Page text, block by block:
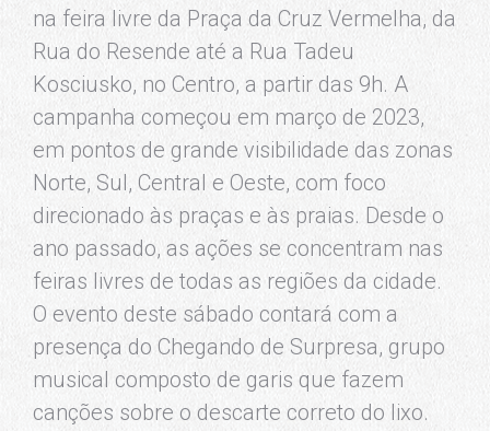
na feira livre da Praça da Cruz Vermelha, da
Rua do Resende até a Rua Tadeu
Kosciusko, no Centro, a partir das 9h. A
campanha começou em março de 2023,
em pontos de grande visibilidade das zonas
Norte, Sul, Central e Oeste, com foco
direcionado às praças e às praias. Desde o
ano passado, as ações se concentram nas
feiras livres de todas as regiões da cidade.
O evento deste sábado contará com a
presença do Chegando de Surpresa, grupo
musical composto de garis que fazem
canções sobre o descarte correto do lixo.